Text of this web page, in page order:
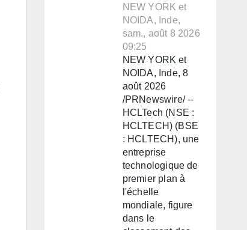
NEW YORK et
NOIDA, Inde,
sam., août 8 2026
09:25
NEW YORK et
NOIDA, Inde, 8
août 2026
/PRNewswire/ --
HCLTech (NSE :
HCLTECH) (BSE
: HCLTECH), une
entreprise
technologique de
premier plan à
l'échelle
mondiale, figure
dans le